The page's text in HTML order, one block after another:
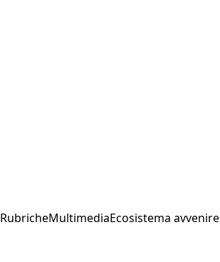
RubricheMultimediaEcosistema avvenire